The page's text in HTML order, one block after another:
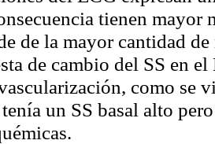
tienen mayor
de la mayor cantidad
de cambio del SS en
, como se
un SS basal alto
.